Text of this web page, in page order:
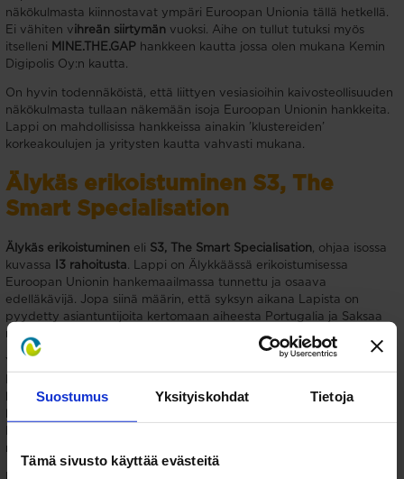
Suostumus Yksityiskohdat Tietoja
Tämä sivusto käyttää evästeitä
näkökulmasta kiinnostavat ympäri Euroopan Unionia tällä hetkellä.
Ei vähiten vihreän siirtymän vuoksi. Aihe on tullut tutuksi myös
itselleni
MINE.THE.GAP hankkeen kautta jossa olen mukana Kemin
Digipolis Oy:n kautta.
On hyvin todennäköistä, että liittyen vesiasioihin kaivosteollisuuden
näkökulmasta tullaan näkemään isoja Euroopan Unionin hankkeita.
Lappi on mahdollisissa hankkeissa ainakin ’klustereiden’
korkeakoulujen ja yritysten kautta vahvasti mukana.
Älykäs erikoistuminen S3, The
Smart Specialisation
Älykäs erikoistuminen eli S3, The Smart Specialisation , ohjaa isossa
kuvassa
I3 rahoitusta . Lappi on Älykkäässä erikoistumisessa
Euroopan Unionin hankemaailmassa tunnettu ja osaava
edelläkävijä. Jopa siinä määrin, että syksyn aikana Lapista on
pyydetty asiantuntijoita kertomaan aiheesta Portugalia ja Saksaa
myöten!
Yhteistyön merkitys Lapissa hanketoimijoiden välillä on elinehto.
korkeakoulujen, tutkimuslaitosten, Lapin kuntien, yksittäisten
muiden välillä on jo hyvin toimivaa.